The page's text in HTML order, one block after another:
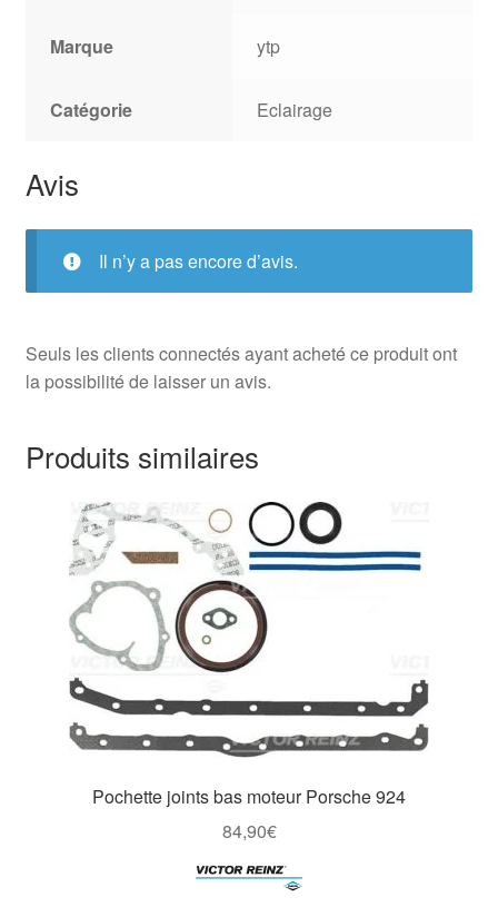
Marque ytp
Catégorie Eclairage
Avis
Il n’y a pas encore d’avis.
Seuls les clients connectés ayant acheté ce produit ont
la possibilité de laisser un avis.
Produits similaires
Pochette joints bas moteur Porsche 924
84,90€